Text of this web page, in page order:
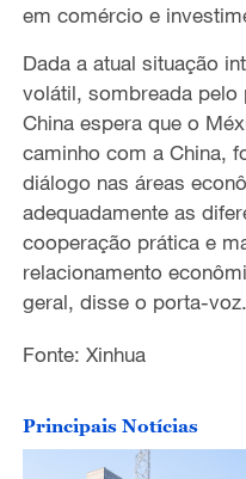
em comércio e
Dada a atual situação
volátil, sombreada
China espera que o
caminho com a China,
diálogo nas áreas
adequadamente as
cooperação prática e
relacionamento
geral, disse o porta-voz.
Fonte: Xinhua
Principais Notícias